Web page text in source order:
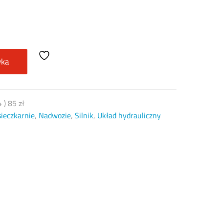
)85zł
, Nadwozie,Silnik, Układ hydrauliczny